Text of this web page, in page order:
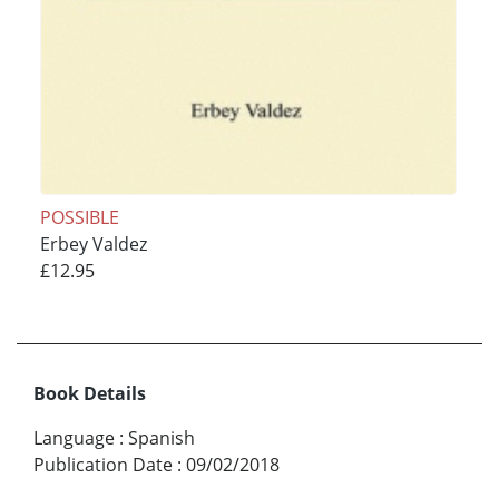
POSSIBLE
Erbey Valdez
£12.95
Book Details
Language : Spanish
Publication Date : 09/02/2018